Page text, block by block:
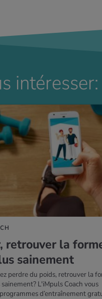
intéresser:
retrou­ver la
sai­ne­ment
perdre du poids, retrouver la
L'iMpuls Coach vous
d’entraînement